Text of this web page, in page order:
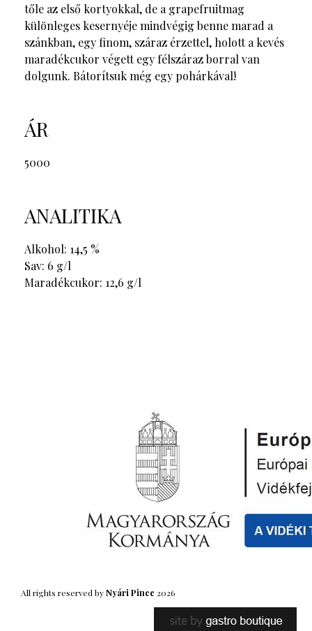
tőle az első kortyokkal, de a grapefruitmag
különleges kesernyéje mindvégig benne marad a
szánkban, egy finom, száraz érzettel, holott a kevés
maradékcukor végett egy félszáraz borral van
dolgunk. Bátorítsuk még egy pohárkával!
ÁR
5000
ANALITIKA
Alkohol: 14,5 %
Sav: 6 g/l
Maradékcukor: 12,6 g/l
All rights reserved byNyári Pince 2026